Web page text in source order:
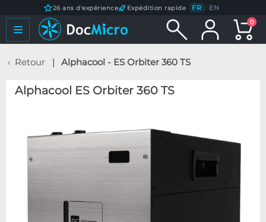
26 ans d'expérience Expédition rapide FR / EN
0
Retour Alphacool - ES Orbiter 360 TS
Alphacool ES Orbiter 360 TS